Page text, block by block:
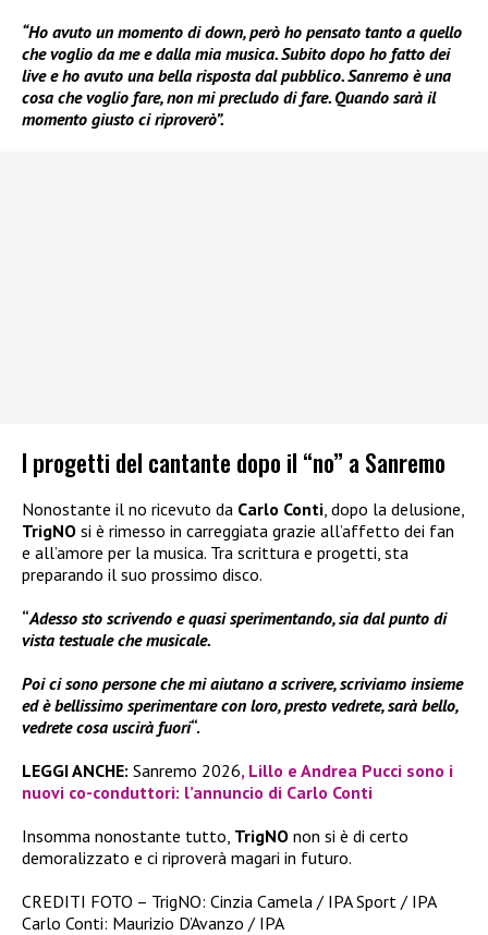
“Ho avuto un momento di down, però ho pensato tanto a quello
che voglio da me e dalla mia musica. Subito dopo ho fatto dei
live e ho avuto una bella risposta dal pubblico. Sanremo è una
cosa che voglio fare, non mi precludo di fare. Quando sarà il
momento giusto ci riproverò”.
I progetti del cantante dopo il “no” a Sanremo
Nonostante il no ricevuto da Carlo Conti , dopo la delusione,
TrigNO si è rimesso in carreggiata grazie all’affetto dei fan
e all’amore per la musica. Tra scrittura e progetti, sta
preparando il suo prossimo disco.
“Adesso sto scrivendo e quasi sperimentando, sia dal punto di
vista testuale che musicale.
Poi ci sono persone che mi aiutano a scrivere, scriviamo insieme
ed è bellissimo sperimentare con loro, presto vedrete, sarà bello,
vedrete cosa uscirà fuori“.
LEGGI ANCHE: Sanremo 2026, Lillo e Andrea Pucci sono i
nuovi co-conduttori: l’annuncio di Carlo Conti
Insomma nonostante tutto, TrigNO non si è di certo
demoralizzato e ci riproverà magari in futuro.
CREDITI FOTO – TrigNO: Cinzia Camela / IPA Sport / IPA
Carlo Conti: Maurizio D’Avanzo / IPA